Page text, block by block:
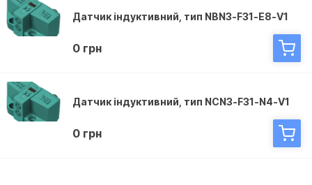
Датчик індуктивний, тип NBN3-F31-E8-V1
0 грн
Датчик індуктивний, тип NCN3-F31-N4-V1
0 грн